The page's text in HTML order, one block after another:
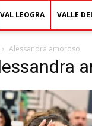
VAL LEOGRA VALLE
Alessandra amoroso